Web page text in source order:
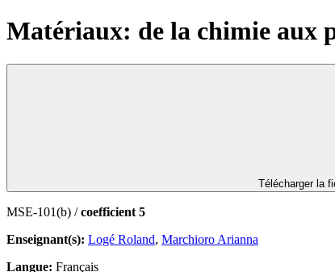
Matériaux: de la chimie aux
Télécharger la
MSE-101(b) /coefficient 5
Enseignant(s): Logé Roland, Marchioro Arianna
Langue: Français